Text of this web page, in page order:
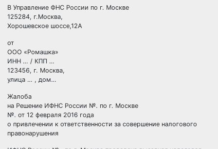
В Управление ФНС России по г. Москве
125284, г.Москва,
Хорошевское шоссе,12А
от
ООО «Ромашка»
ИНН … / КПП …
123456, г. Москва,
улица … , дом…
Жалоба
на Решение ИФНС России №. по г. Москве
№. от 12 февраля 2016 года
о привлечении к ответственности за совершение налогового
правонарушения